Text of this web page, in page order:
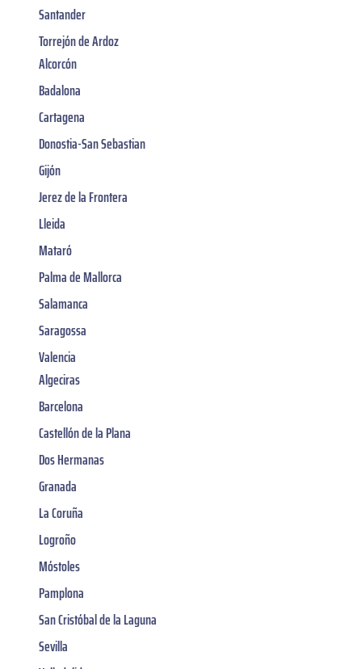
Santander
Torrejón de Ardoz
Alcorcón
Badalona
Cartagena
Donostia-San Sebastian
Gijón
Jerez de la Frontera
Lleida
Mataró
Palma de Mallorca
Salamanca
Saragossa
Valencia
Algeciras
Barcelona
Castellón de la Plana
Dos Hermanas
Granada
La Coruña
Logroño
Móstoles
Pamplona
San Cristóbal de la Laguna
Sevilla